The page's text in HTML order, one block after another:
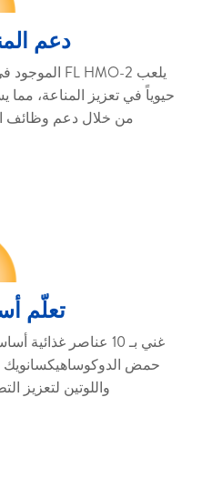
دعم
يلعب 2-FL HMO الموجود في سيميلاك
حيوياً في تعزيز المناعة،
من خلال دعم وظائف
تعلّم
غني بـ 10 عناصر
حمض الدوكوساهيكسانويك
واللوتين لتعزيز